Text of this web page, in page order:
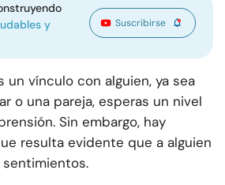
y
Suscribirse
un vínculo con alguien, ya sea
o una pareja, esperas un nivel
Sin embargo, hay
resulta evidente que a alguien